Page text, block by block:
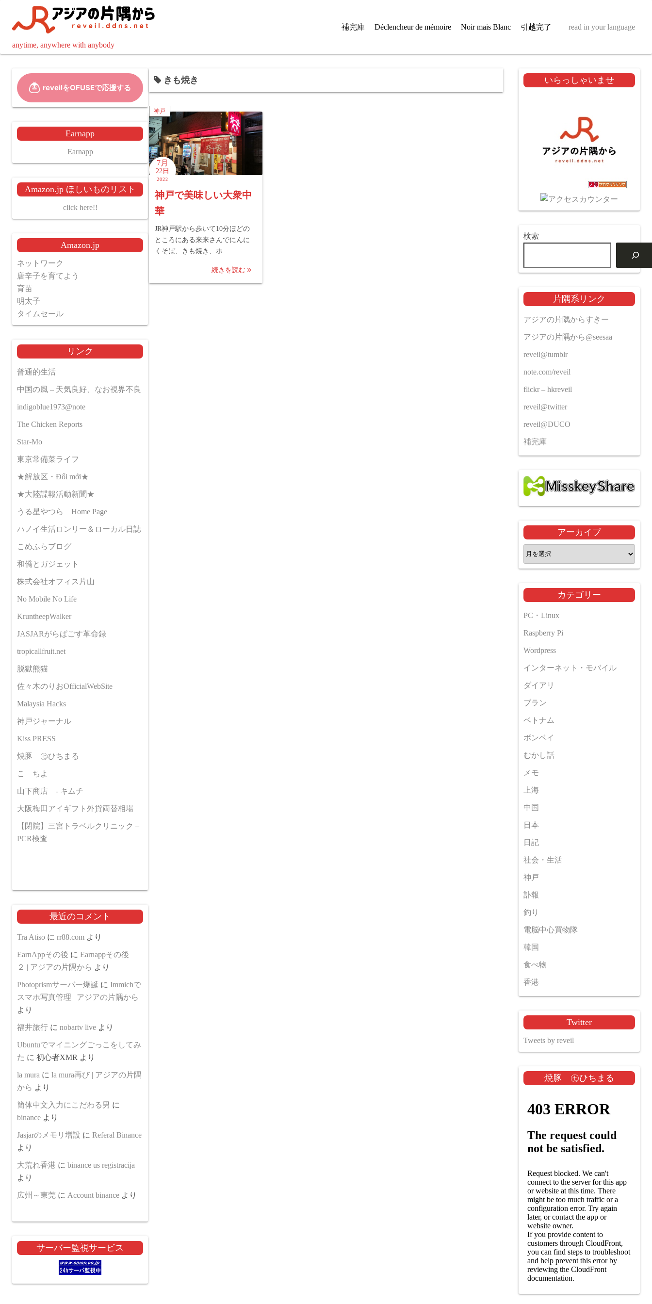
ツ
anytime, anywhere with anybody
補完庫 Déclencheur de mémoire Noir mais Blanc 引越完了 read in your language
きも焼き
神戸
7月
22日
2022
神戸で美味しい大衆中
華
JR神戸駅から歩いて10分ほどの
ところにある来来さんでにんに
くそば、きも焼き、ホ…
続きを読む
Earnapp
Earnapp
Amazon.jp ほしいものリスト
click here!!
Amazon.jp
ネットワーク
唐辛子を育てよう
育苗
明太子
タイムセール
リンク
普通的生活
中国の風 – 天気良好、なお視界不良
indigoblue1973@note
The Chicken Reports
Star-Mo
東京常備菜ライフ
★解放区・Đổi mới★
★大陸諜報活動新聞★
うる星やつら Home Page
ハノイ生活ロンリー＆ローカル日誌
こめふらブログ
和僑とガジェット
株式会社オフィス片山
No Mobile No Life
KruntheepWalker
JASJARがらぱごす革命録
tropicallfruit.net
脱獄熊猫
佐々木のりおOfficialWebSite
Malaysia Hacks
神戸ジャーナル
Kiss PRESS
焼豚 ㊆ひちまる
こゝちよ
山下商店 - キムチ
大阪梅田アイギフト外貨両替相場
【閉院】三宮トラベルクリニック –
PCR検査
最近のコメント
Tra Atiso に rr88.com より
EarnAppその後 に Earnappその後
２ | アジアの片隅から より
Photoprismサーバー爆誕 に Immichで
スマホ写真管理 | アジアの片隅から
より
福井旅行 に nobartv live より
Ubuntuでマイニングごっこをしてみ
た に 初心者XMR より
la mura に la mura再び | アジアの片隅
から より
簡体中文入力にこだわる男 に
binance より
Jasjarのメモリ増設 に Referal Binance
より
大荒れ香港 に binance us registracija
より
広州～東莞 に Account binance より
サーバー監視サービス
いらっしゃいませ
検索
片隅系リンク
アジアの片隅からすきー
アジアの片隅から@seesaa
reveil@tumblr
note.com/reveil
flickr – hkreveil
reveil@twitter
reveil@DUCO
補完庫
アーカイブ
ア
ー
イ
ブ
カテゴリー
PC・Linux
Raspberry Pi
Wordpress
インターネット・モバイル
ダイアリ
ブラン
ベトナム
ボンベイ
むかし話
メモ
上海
中国
日本
日記
社会・生活
神戸
訃報
釣り
電脳中心買物隊
韓国
食べ物
香港
Twitter
Tweets by reveil
焼豚 ㊆ひちまる